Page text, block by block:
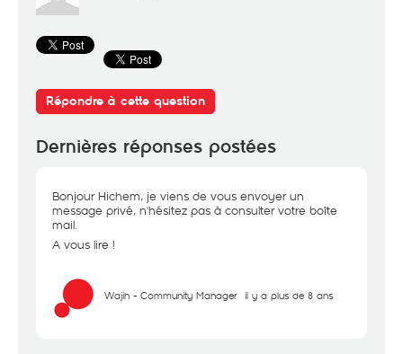
Répondre à cette question
Dernières réponses postées
Bonjour Hichem, je viens de vous envoyer un
message privé, n'hésitez pas à consulter votre boîte
mail.
A vous lire !
Wajih - Community Manager il y a plus de 8 ans